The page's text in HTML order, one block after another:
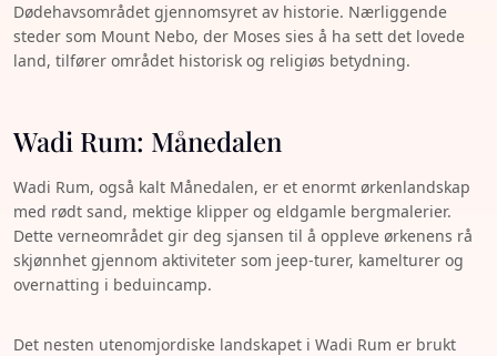
Dødehavsområdet gjennomsyret av historie. Nærliggende
steder som Mount Nebo, der Moses sies å ha sett det lovede
land, tilfører området historisk og religiøs betydning.
Wadi Rum: Månedalen
Wadi Rum, også kalt Månedalen, er et enormt ørkenlandskap
med rødt sand, mektige klipper og eldgamle bergmalerier.
Dette verneområdet gir deg sjansen til å oppleve ørkenens rå
skjønnhet gjennom aktiviteter som jeep-turer, kamelturer og
overnatting i beduincamp.
Det nesten utenomjordiske landskapet i Wadi Rum er brukt